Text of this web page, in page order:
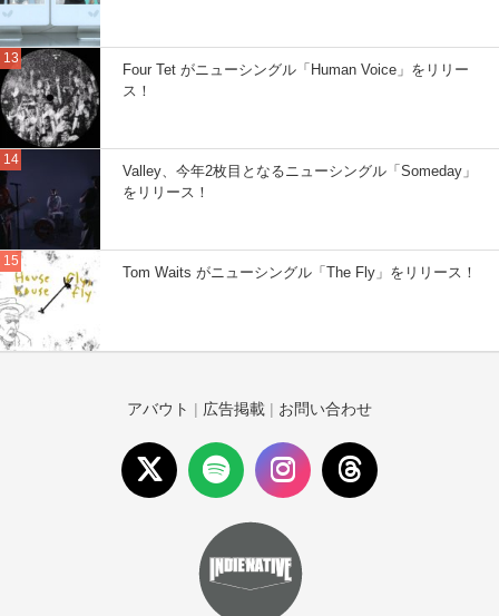
Four Tet がニューシングル「Human Voice」をリリー
ス！
Valley、今年2枚目となるニューシングル「Someday」
をリリース！
Tom Waits がニューシングル「The Fly」をリリース！
アバウト | 広告掲載 | お問い合わせ